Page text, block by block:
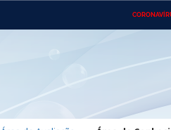
Ministério do
Regional